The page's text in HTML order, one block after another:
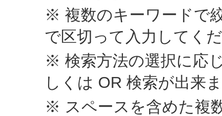
※ 複数のキーワードで
で区切って入力してく
※ 検索方法の選択に応
しくは OR 検索が出来
※ スペースを含めた複